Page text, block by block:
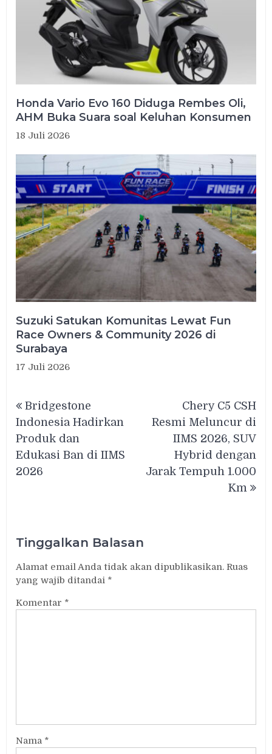
Honda Vario Evo 160 Diduga Rembes Oli,
AHM Buka Suara soal Keluhan Konsumen
18 Juli 2026
Suzuki Satukan Komunitas Lewat Fun
Race Owners & Community 2026 di
Surabaya
17 Juli 2026
pos
Bridgestone
Indonesia Hadirkan
Produk dan
Edukasi Ban di IIMS
2026
Chery C5 CSH
Resmi Meluncur di
IIMS 2026, SUV
Hybrid dengan
Jarak Tempuh 1.000
Km
Tinggalkan Balasan
Alamat email Anda tidak akan dipublikasikan. Ruas
yang wajib ditandai *
Komentar *
Nama *